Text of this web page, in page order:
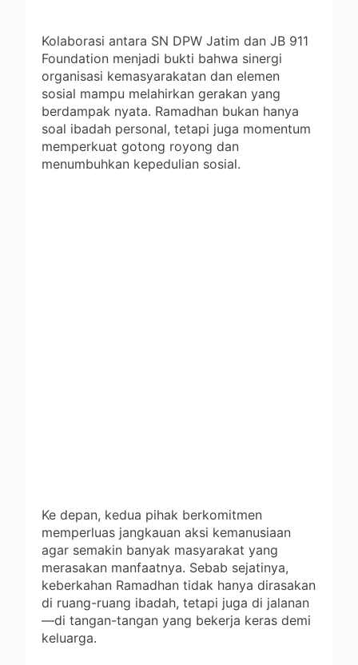
Kolaborasi antara SN DPW Jatim dan JB 911
Foundation menjadi bukti bahwa sinergi
organisasi kemasyarakatan dan elemen
sosial mampu melahirkan gerakan yang
berdampak nyata. Ramadhan bukan hanya
soal ibadah personal, tetapi juga momentum
memperkuat gotong royong dan
menumbuhkan kepedulian sosial.
Ke depan, kedua pihak berkomitmen
memperluas jangkauan aksi kemanusiaan
agar semakin banyak masyarakat yang
merasakan manfaatnya. Sebab sejatinya,
keberkahan Ramadhan tidak hanya dirasakan
di ruang-ruang ibadah, tetapi juga di jalanan
—di tangan-tangan yang bekerja keras demi
keluarga.